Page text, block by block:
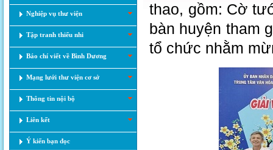
Nghiệp vụ thư viện
Tập tranh thiếu nhi
Báo chí viết về Bình Dương
Mạng lưới thư viện cơ sở
Thông tin nội bộ
Liên kết
Ý kiến bạn đọc
thao, gồm: Cờ
bàn huyện tham
tổ chức nhằm